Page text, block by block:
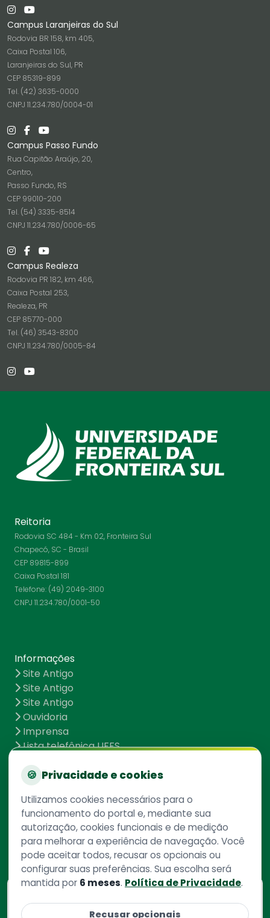
Campus Laranjeiras do Sul
Rodovia BR 158, km 405,
Caixa Postal 106,
Laranjeiras do Sul, PR
CEP 85319-899
Tel. (42) 3635-0000
CNPJ 11.234.780/0004-01
Campus Passo Fundo
Rua Capitão Araújo, 20,
Centro,
Passo Fundo, RS
CEP 99010-200
Tel. (54) 3335-8514
CNPJ 11.234.780/0006-65
Campus Realeza
Rodovia PR 182, km 466,
Caixa Postal 253,
Realeza, PR
CEP 85770-000
Tel. (46) 3543-8300
CNPJ 11.234.780/0005-84
Reitoria
Rodovia SC 484 - Km 02, Fronteira Sul
Chapecó, SC - Brasil
CEP 89815-899
Caixa Postal 181
Telefone: (49) 2049-3100
CNPJ 11.234.780/0001-50
Informações
Site Antigo
Site Antigo
Site Antigo
Ouvidoria
Imprensa
Lista telefônica UFFS
UFFS contra o Aedes
Mapa do site
Redes Sociais
o cadastro da instituição no
🍪 Privacidade e cookies
Utilizamos cookies necessários para o
funcionamento do portal e, mediante sua
autorização, cookies funcionais e de medição
para melhorar a experiência de navegação. Você
pode aceitar todos, recusar os opcionais ou
configurar suas preferências. Sua escolha será
mantida por 6 meses. Política de Privacidade.
Recusar opcionais